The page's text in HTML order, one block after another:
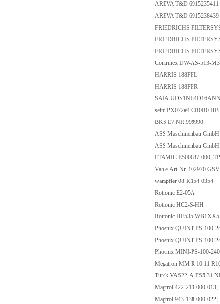
AREVA T&D 6915235411
AREVA T&D
FRIEDRICHS
FRIEDRICHS
FRIEDRICHS
Contrinex DW-AS-513-
HARRIS 188FFL
HARRIS 188FFR
SAIA
seim PX072#4 CR0R0
BKS E7 NR.999990
ASS Maschinenbau
ASS Maschinenbau
ETAMIC E500087-000,
Vahle Art-Nr. 102970
wampfler 08-K154-0354
Rotronic E2-05A
Rotronic HC2-S-HH
Rotronic HF535-
Phoenix QUINT-PS-100-
Phoenix QUINT-PS-100-
Phoenix MINI-PS-100-
Megatron MM R 10 11
Turck VAS22-A-FS5.31
Magtrol 422-213-000-
Magtrol 943-138-000-